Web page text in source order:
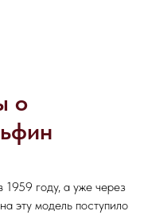
о
году, а уже через
эту модель поступило